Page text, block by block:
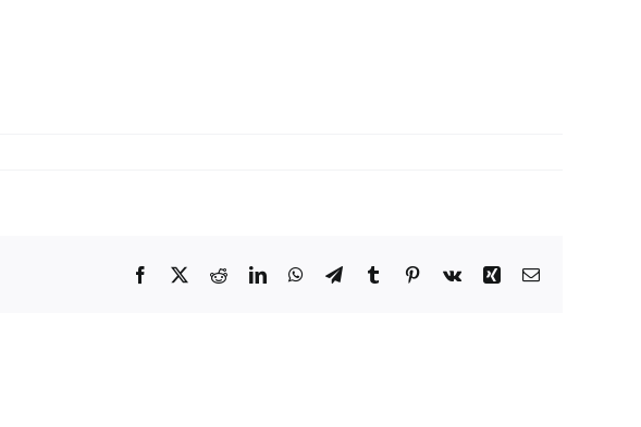
Facebook
X RedditLinkedInWhatsApp
TelegramTumblrPinterest
Vk Xing Correo